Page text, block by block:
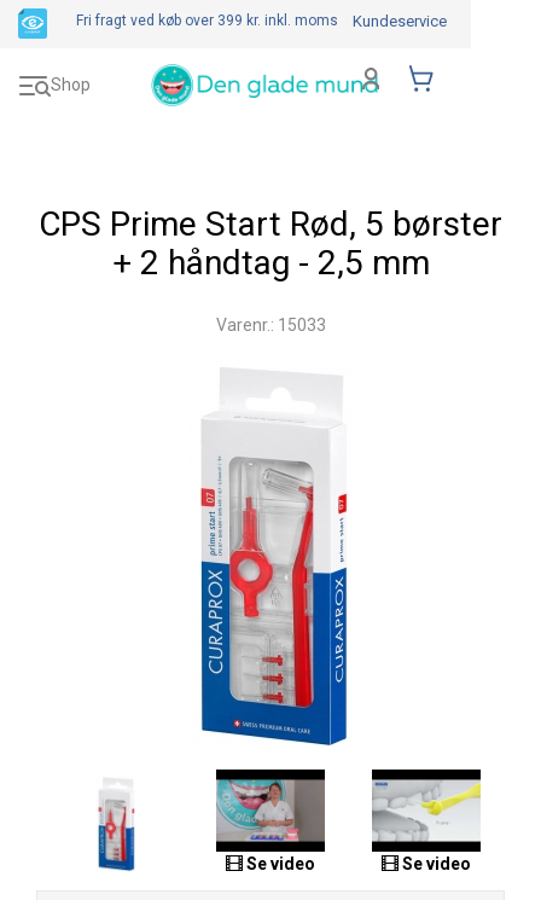
CPS Prime Start Rød, 5 børster
+ 2 håndtag - 2,5 mm
Varenr.: 15033
Se video Se video
Fri fragt ved køb over 399 kr. inkl. moms Kundeservice
Shop
Toggle
navigation